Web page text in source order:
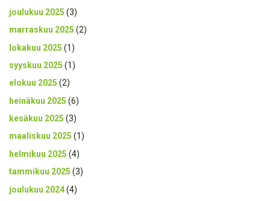
joulukuu 2025 (3)
marraskuu 2025 (2)
lokakuu 2025 (1)
syyskuu 2025 (1)
elokuu 2025 (2)
heinäkuu 2025 (6)
kesäkuu 2025 (3)
maaliskuu 2025 (1)
helmikuu 2025 (4)
tammikuu 2025 (3)
joulukuu 2024(4)